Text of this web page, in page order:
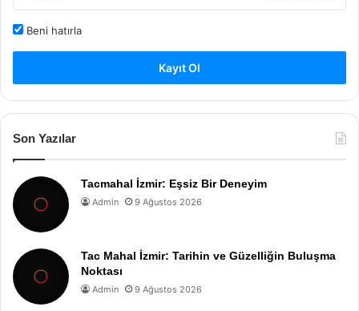
Beni hatırla
Kayıt Ol
Son Yazılar
Tacmahal İzmir: Eşsiz Bir Deneyim
Admin 9 Ağustos 2026
Tac Mahal İzmir: Tarihin ve Güzelliğin Buluşma
Noktası
Admin 9 Ağustos 2026